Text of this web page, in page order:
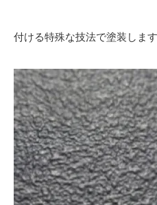
付ける特殊な技法で塗装します